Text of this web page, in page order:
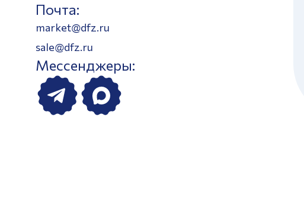
Почта:
market@dfz.ru
sale@dfz.ru
Мессенджеры: